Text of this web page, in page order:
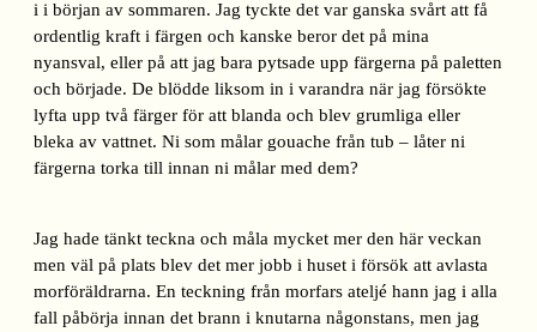
i i början av sommaren. Jag tyckte det var ganska svårt att få
ordentlig kraft i färgen och kanske beror det på mina
nyansval, eller på att jag bara pytsade upp färgerna på paletten
och började. De blödde liksom in i varandra när jag försökte
lyfta upp två färger för att blanda och blev grumliga eller
bleka av vattnet. Ni som målar gouache från tub – låter ni
färgerna torka till innan ni målar med dem?
Jag hade tänkt teckna och måla mycket mer den här veckan
men väl på plats blev det mer jobb i huset i försök att avlasta
morföräldrarna. En teckning från morfars ateljé hann jag i alla
fall påbörja innan det brann i knutarna någonstans, men jag